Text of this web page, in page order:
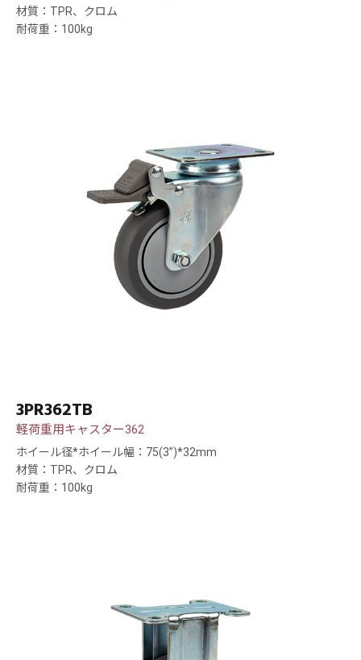
材質：TPR、クロム
耐荷重：100kg
3PR362TB
軽荷重用キャスター362
ホイール径*ホイール幅：75(3”)*32mm
材質：TPR、クロム
耐荷重：100kg